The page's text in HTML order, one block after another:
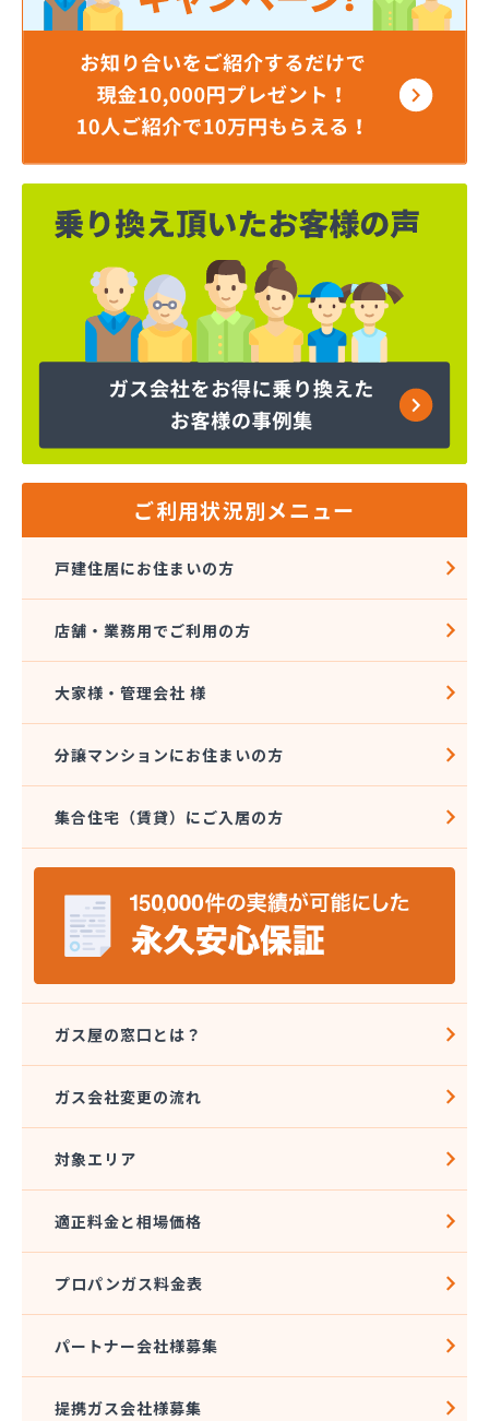
ご利用状況別メニュー
戸建住居にお住まいの方
店舗・業務用でご利用の方
大家様・管理会社 様
分譲マンションにお住まいの方
集合住宅（賃貸）にご入居の方
ガス屋の窓口とは？
ガス会社変更の流れ
対象エリア
適正料金と相場価格
プロパンガス料金表
パートナー会社様募集
提携ガス会社様募集